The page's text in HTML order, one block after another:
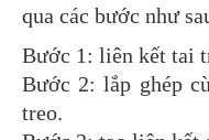
qua các bước như
Bước 1: liên kết tai
Bước 2: lắp ghép
treo.